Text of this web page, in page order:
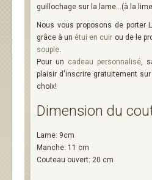
guillochage sur la lame...(à la
Nous vous proposons de porter
grâce à un étui en cuir ou de le
souple.
Pour un cadeau personnalisé,
plaisir d'inscrire gratuitement
choix!
Dimension du
Lame: 9cm
Manche: 11 cm
Couteau ouvert: 20 cm